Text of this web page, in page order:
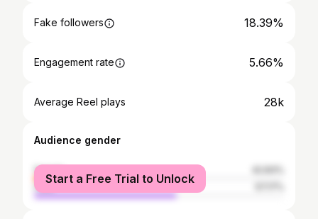
Fake followers 18.39%
Engagement rate 5.66%
Average Reel plays 28k
Audience gender
female
male
Start a Free Trial to Unlock